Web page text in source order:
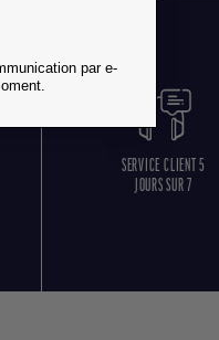
SERVICE CLIENT 5
JOURS SUR 7
par e-